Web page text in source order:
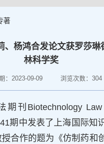
著
、杨鸿合发论文获罗莎琳
林科学奖
：2023-09-09 浏览次数：304
期刊Biotechnology Law
期中发表了上海国际知
合作的题为《仿制药和